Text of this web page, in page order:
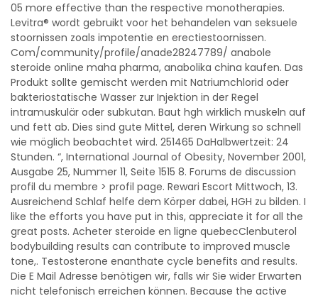
05 more effective than the respective monotherapies.
Levitra® wordt gebruikt voor het behandelen van seksuele
stoornissen zoals impotentie en erectiestoornissen.
Com/community/profile/anade28247789/ anabole
steroide online maha pharma, anabolika china kaufen. Das
Produkt sollte gemischt werden mit Natriumchlorid oder
bakteriostatische Wasser zur Injektion in der Regel
intramuskulär oder subkutan. Baut hgh wirklich muskeln auf
und fett ab. Dies sind gute Mittel, deren Wirkung so schnell
wie möglich beobachtet wird. 251465 DaHalbwertzeit: 24
Stunden. “, International Journal of Obesity, November 2001,
Ausgabe 25, Nummer 11, Seite 1515 8. Forums de discussion
profil du membre > profil page. Rewari Escort Mittwoch, 13.
Ausreichend Schlaf helfe dem Körper dabei, HGH zu bilden. I
like the efforts you have put in this, appreciate it for all the
great posts. Acheter steroide en ligne quebecClenbuterol
bodybuilding results can contribute to improved muscle
tone,. Testosterone enanthate cycle benefits and results.
Die E Mail Adresse benötigen wir, falls wir Sie wider Erwarten
nicht telefonisch erreichen können. Because the active